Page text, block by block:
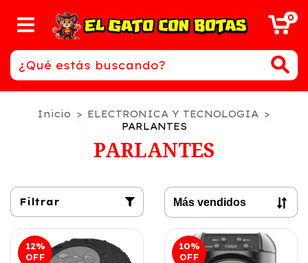
0
Inicio > ELECTRONICA Y TECNOLOGIA >
PARLANTES
PARLANTES
Filtrar
12%
OFF
10%
OFF